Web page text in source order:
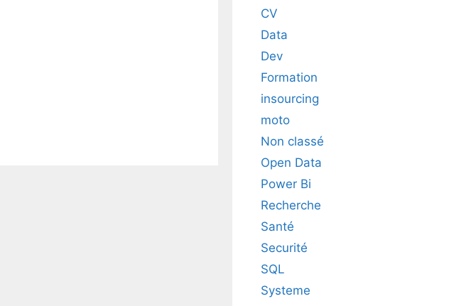
CV
Data
Dev
Formation
insourcing
moto
Non classé
Open Data
Power Bi
Recherche
Santé
Securité
SQL
Systeme